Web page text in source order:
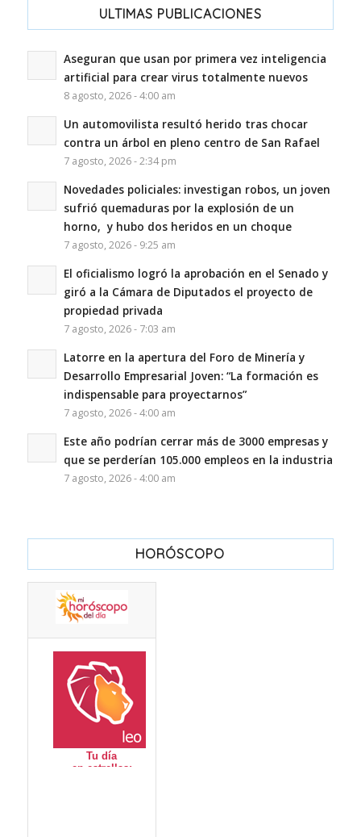
ULTIMAS PUBLICACIONES
Aseguran que usan por primera vez inteligencia
artificial para crear virus totalmente nuevos
8 agosto, 2026 - 4:00 am
Un automovilista resultó herido tras chocar
contra un árbol en pleno centro de San Rafael
7 agosto, 2026 - 2:34 pm
Novedades policiales: investigan robos, un joven
sufrió quemaduras por la explosión de un
horno, y hubo dos heridos en un choque
7 agosto, 2026 - 9:25 am
El oficialismo logró la aprobación en el Senado y
giró a la Cámara de Diputados el proyecto de
propiedad privada
7 agosto, 2026 - 7:03 am
Latorre en la apertura del Foro de Minería y
Desarrollo Empresarial Joven: “La formación es
indispensable para proyectarnos”
7 agosto, 2026 - 4:00 am
Este año podrían cerrar más de 3000 empresas y
que se perderían 105.000 empleos en la industria
7 agosto, 2026 - 4:00 am
HORÓSCOPO